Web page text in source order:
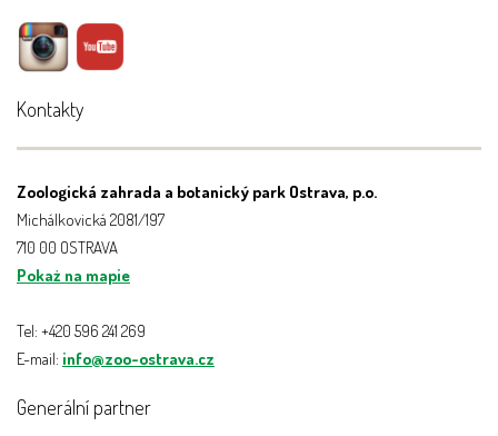
Kontakty
Zoologická zahrada a botanický park Ostrava, p.o.
Michálkovická 2081/197
710 00 OSTRAVA
Pokaż na mapie
Tel: +420 596 241 269
E-mail: info@zoo-ostrava.cz
Generální partner